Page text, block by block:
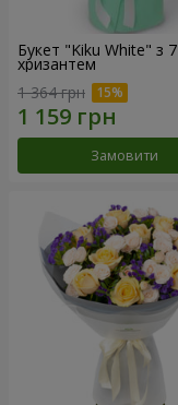
Букет "Kiku White" з 7
хризантем
1 364 грн
Замовити